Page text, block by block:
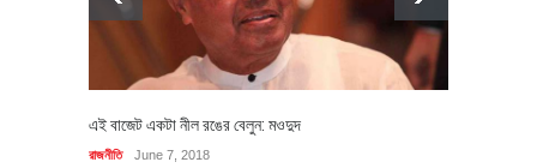
এই বাজেট একটা নীল রঙের বেলুন: মওদুদ
রাজনীতি June 7, 2018